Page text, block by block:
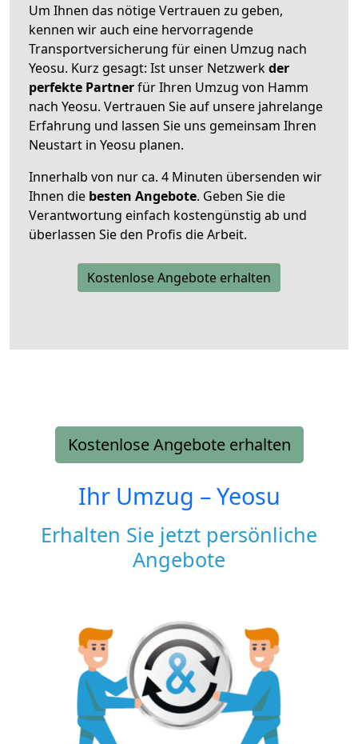
Um Ihnen das nötige Vertrauen zu geben,
kennen wir auch eine hervorragende
Transportversicherung für einen Umzug nach
Yeosu. Kurz gesagt: Ist unser Netzwerkder
perfekte Partnerfür Ihren Umzug von Hamm
nach Yeosu. Vertrauen Sie auf unsere jahrelange
Erfahrung und lassen Sie uns gemeinsam Ihren
Neustart in Yeosu planen.
Innerhalb von nur ca. 4 Minuten übersenden wir
Ihnen die besten Angebote. Geben Sie die
Verantwortung einfach kostengünstig ab und
überlassen Sie den Profis die Arbeit.
Kostenlose Angebote erhalten
Kostenlose Angebote erhalten
Ihr Umzug –Yeosu
Erhalten Sie jetzt persönliche
Angebote